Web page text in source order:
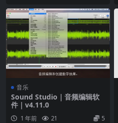
1200 个精细采样的乐器
14750 个各种类型的
兼容性
使用与音频单元兼容的
和效果资源库
往返功能可让你在 Mac
Logic Pro 之间来回打开
音乐
Sound Studio｜音频编辑软
件｜v4.11.0
1 年前 21 5